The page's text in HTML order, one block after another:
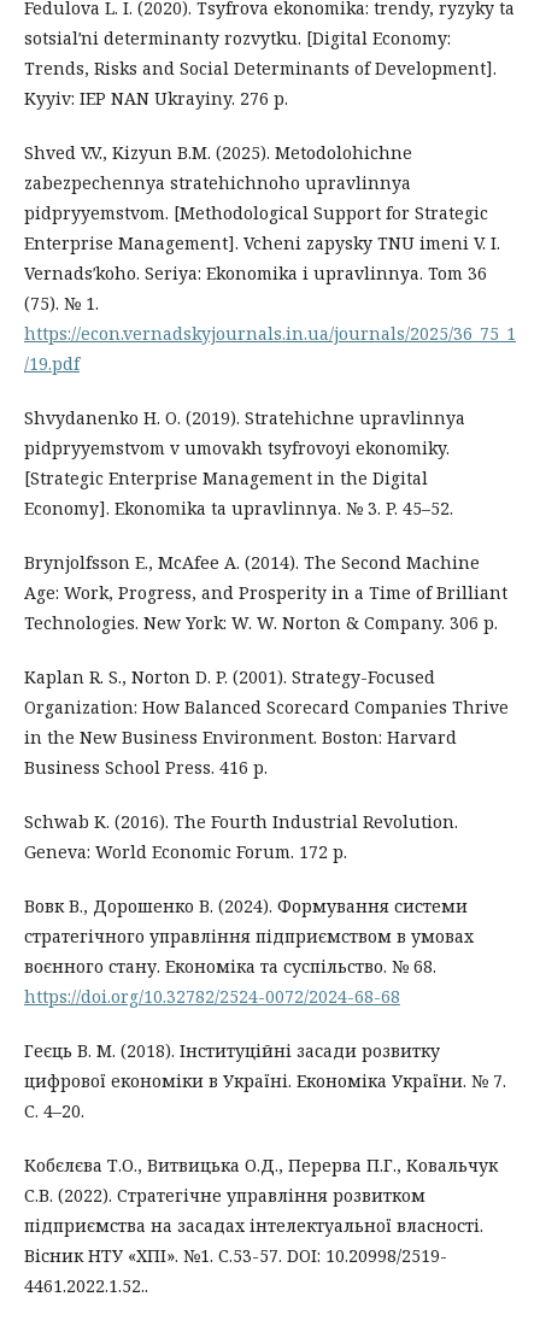
Fedulova L. I. (2020). Tsyfrova ekonomika: trendy, ryzyky ta
sotsialʹni determinanty rozvytku. [Digital Economy:
Trends, Risks and Social Determinants of Development].
Kyyiv: IEP NAN Ukrayiny. 276 p.
Shved V.V., Kizyun B.M. (2025). Metodolohichne
zabezpechennya stratehichnoho upravlinnya
pidpryyemstvom. [Methodological Support for Strategic
Enterprise Management]. Vcheni zapysky TNU imeni V. I.
Vernadsʹkoho. Seriya: Ekonomika i upravlinnya. Tom 36
(75). № 1.
https://econ.vernadskyjournals.in.ua/journals/2025/36_75_1
/19.pdf
Shvydanenko H. O. (2019). Stratehichne upravlinnya
pidpryyemstvom v umovakh tsyfrovoyi ekonomiky.
[Strategic Enterprise Management in the Digital
Economy]. Ekonomika ta upravlinnya. № 3. P. 45–52.
Brynjolfsson E., McAfee A. (2014). The Second Machine
Age: Work, Progress, and Prosperity in a Time of Brilliant
Technologies. New York: W. W. Norton & Company. 306 p.
Kaplan R. S., Norton D. P. (2001). Strategy-Focused
Organization: How Balanced Scorecard Companies Thrive
in the New Business Environment. Boston: Harvard
Business School Press. 416 p.
Schwab K. (2016). The Fourth Industrial Revolution.
Geneva: World Economic Forum. 172 p.
Вовк В., Дорошенко В. (2024). Формування системи
стратегічного управління підприємством в умовах
воєнного стану. Економіка та суспільство. № 68.
https://doi.org/10.32782/2524-0072/2024-68-68
Геєць В. М. (2018). Інституційні засади розвитку
цифрової економіки в Україні. Економіка України. № 7.
С. 4–20.
Кобєлєва Т.О., Витвицька О.Д., Перерва П.Г., Ковальчук
С.В. (2022). Стратегічне управління розвитком
підприємства на засадах інтелектуальної власності.
Вісник НТУ «ХПІ». №1. С.53-57. DOI: 10.20998/2519-
4461.2022.1.52..